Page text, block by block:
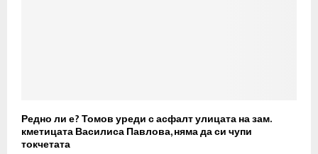
Редно ли е? Томов уреди с асфалт улицата на зам.
кметицата Василиса Павлова, няма да си чупи
токчетата